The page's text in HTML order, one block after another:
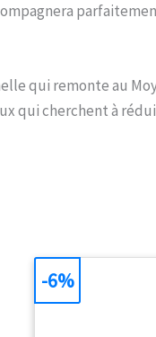
qui remonte au
qui cherchent à
-6%